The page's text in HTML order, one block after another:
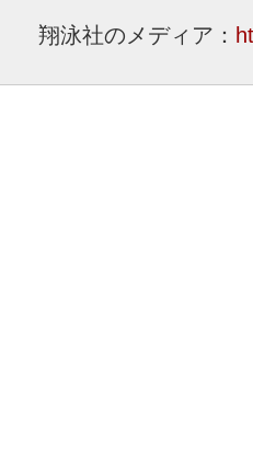
翔泳社のメディア：